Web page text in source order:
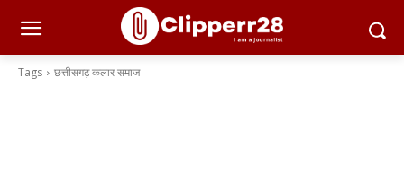
Tags छत्तीसगढ़ कलार समाज